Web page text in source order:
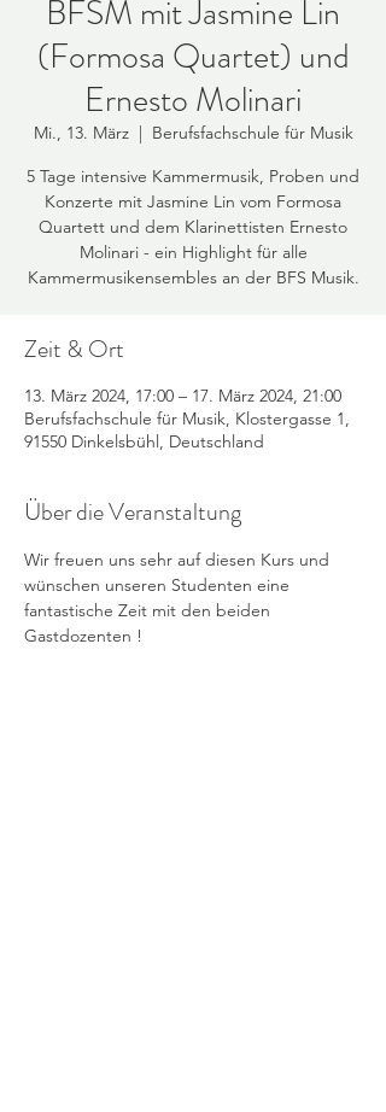
BFSM mit Jasmine Lin
(Formosa Quartet) und
Ernesto Molinari
Mi., 13. März
  |
Berufsfachschule für Musik
5 Tage intensive Kammermusik, Proben und
Konzerte mit Jasmine Lin vom Formosa
Quartett und dem Klarinettisten Ernesto
Molinari - ein Highlight für alle
Kammermusikensembles an der BFS Musik.
Zeit & Ort
13. März 2024, 17:00 – 17. März 2024, 21:00
Berufsfachschule für Musik, Klostergasse 1,
91550 Dinkelsbühl, Deutschland
Über die Veranstaltung
Wir freuen uns sehr auf diesen Kurs und
wünschen unseren Studenten eine
fantastische Zeit mit den beiden
Gastdozenten !